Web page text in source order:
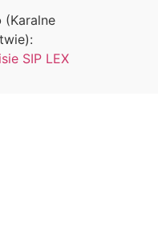
(Karalne
SIP LEX